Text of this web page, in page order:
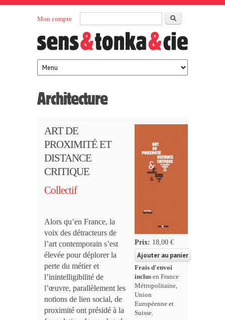
Rechercher
Mon compte
Sens et
Tonka
éditeurs
maison
d’édition
française
Architecture
ART DE
PROXIMITÉ ET
DISTANCE
CRITIQUE
Collectif
Alors qu’en France, la
voix des détracteurs de
l’art contemporain s’est
élevée pour déplorer la
perte du métier et
l’inintelligibilité de
l’œuvre, parallèlement les
notions de lien social, de
proximité ont présidé à la
Prix: 18,00 €
Frais d'envoi
inclus en France
Métropolitaine,
Union
Européenne et
Suisse.